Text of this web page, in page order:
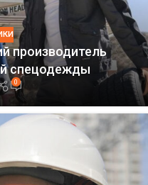
производитель
спецодежды
0